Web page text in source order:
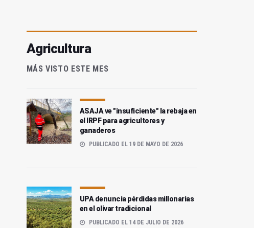
Agricultura
MÁS VISTO ESTE MES
ASAJA ve "insuficiente" la rebaja en
el IRPF para agricultores y
ganaderos
PUBLICADO EL 19 DE MAYO DE 2026
UPA denuncia pérdidas millonarias
en el olivar tradicional
PUBLICADO EL 14 DE JULIO DE 2026